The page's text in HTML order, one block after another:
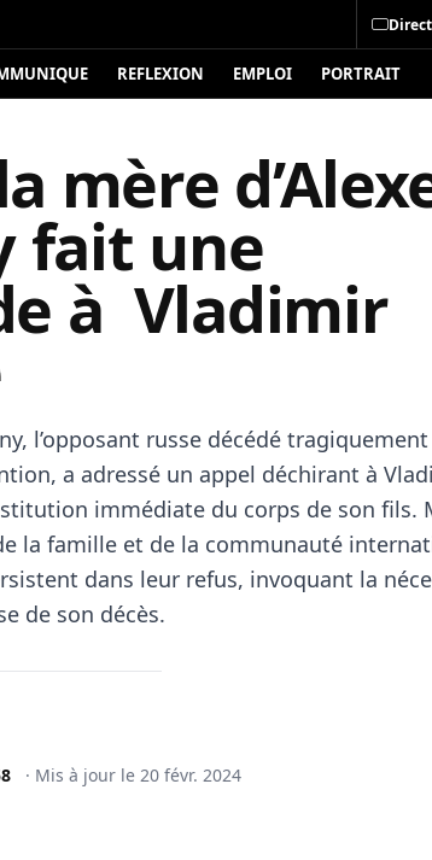
REFLEXION EMPLOI PORTRAIT
mère
fait une
à Vladimir
l’opposant russe décédé
a adressé un appel déchirant à
immédiate du corps de son fils.
la famille et de la communauté
dans leur refus, invoquant la
de son décès.
· Mis à jour le 20 févr. 2024